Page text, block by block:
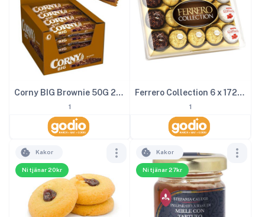
Corny BIG Brownie 50G 24st
1
Ferrero Collection 6 x 172g 1kg
1
Ni tjänar 20kr
Kakor
Ni tjänar 27kr
Kakor